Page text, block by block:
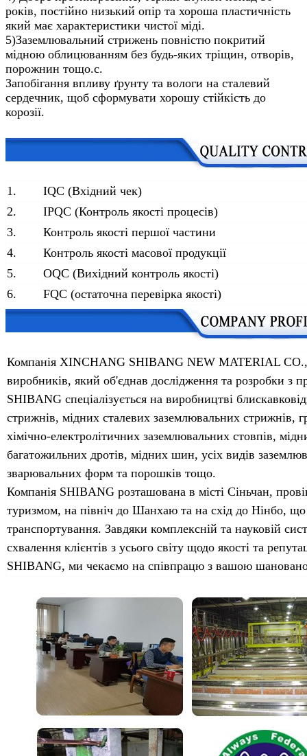
років, постійно низький опір та хороша пластичність
який має характеристики чистої міді.
5)Заземлювальний стрижень повністю покритий
мідною облицюванням без будь-яких тріщин, отворів,
порожнин тощо.c.
Запобігання впливу ґрунту та вологи на сталевий
сердечник, щоб сформувати хорошу стійкість до
корозії.
1.
IQC (Вхідний чек)
2.
IPQC (Контроль якості процесів)
3.
Контроль якості першої частини
4.
Контроль якості масової продукції
5.
OQC (Вихідний контроль якості)
6.
FQC (остаточна перевірка якості)
Компанія XINCHANG SHIBANG NEW MATERIAL
виробників, який об'єднав дослідження та розробки з
SHIBANG спеціалізується на виробництві
стрижнів, мідних сталевих заземлювальних стрижнів,
хімічно-електролітичних заземлювальних стовпів,
багатожильних дротів, мідних шин, усіх видів
зварювальних форм та порошків тощо.
Компанія SHIBANG розташована в місті Сіньчан,
туризмом, на північ до Шанхаю та на схід до Нінбо, що
транспортування. Завдяки комплексній та науковій
схвалення клієнтів з усього світу щодо якості та
SHIBANG, ми чекаємо на співпрацю з вашою